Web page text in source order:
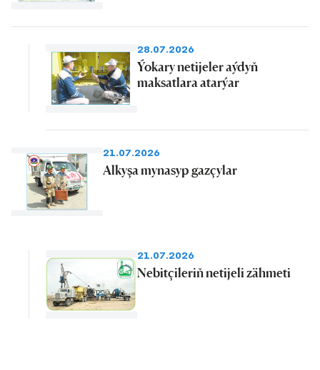
28.07.2026
Ýokary netijeler aýdyň
maksatlara atarýar
21.07.2026
Alkyşa mynasyp gazçylar
21.07.2026
Nebitçileriň netijeli zähmeti